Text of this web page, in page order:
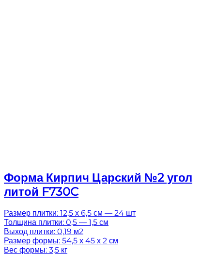
Форма Кирпич Царский №2 угол
литой F730C
Размер плитки: 12,5 х 6,5 см — 24 шт
Толщина плитки: 0,5 — 1,5 см
Выход плитки: 0,19 м2
Размер формы: 54,5 х 45 х 2 см
Вес формы: 3,5 кг